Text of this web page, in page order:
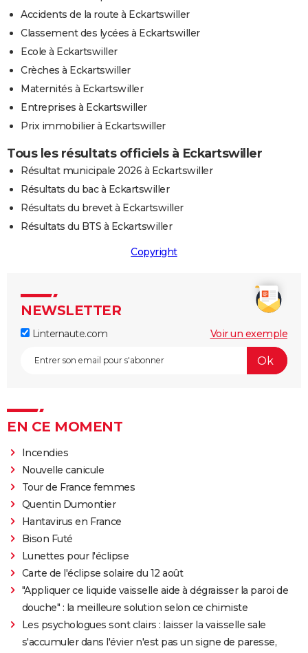
Accidents de la route à Eckartswiller
Classement des lycées à Eckartswiller
Ecole à Eckartswiller
Crèches à Eckartswiller
Maternités à Eckartswiller
Entreprises à Eckartswiller
Prix immobilier à Eckartswiller
Tous les résultats officiels à Eckartswiller
Résultat municipale 2026 à Eckartswiller
Résultats du bac à Eckartswiller
Résultats du brevet à Eckartswiller
Résultats du BTS à Eckartswiller
Copyright
NEWSLETTER
Linternaute.com Voir un exemple
EN CE MOMENT
Incendies
Nouvelle canicule
Tour de France femmes
Quentin Dumontier
Hantavirus en France
Bison Futé
Lunettes pour l'éclipse
Carte de l'éclipse solaire du 12 août
"Appliquer ce liquide vaisselle aide à dégraisser la paroi de
douche" : la meilleure solution selon ce chimiste
Les psychologues sont clairs : laisser la vaisselle sale
s'accumuler dans l'évier n'est pas un signe de paresse,